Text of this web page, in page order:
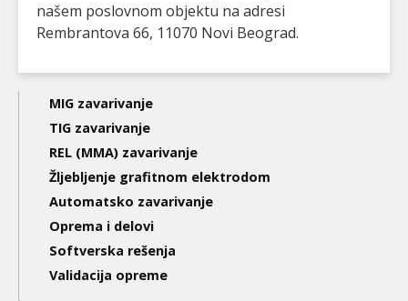
našem poslovnom objektu na adresi
Rembrantova 66, 11070 Novi Beograd.
Main
navigation
3nd
level
MIG zavarivanje
TIG zavarivanje
REL (MMA) zavarivanje
Žljebljenje grafitnom elektrodom
Automatsko zavarivanje
Oprema i delovi
Softverska rešenja
Validacija opreme